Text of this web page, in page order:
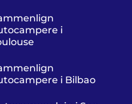
i
i Bilbao